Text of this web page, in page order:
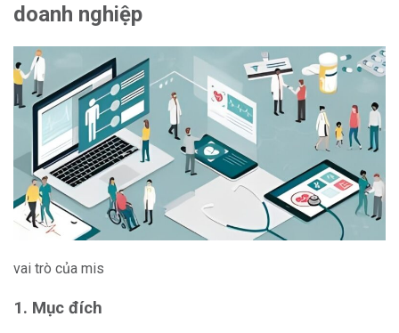
doanh nghiệp
vai trò của mis
1. Mục đích